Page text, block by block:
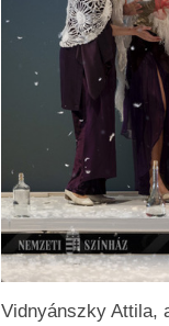
Vidnyánszky Attila,